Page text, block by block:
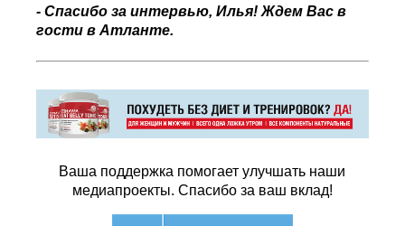
- Спасибо за интервью, Илья! Ждем Вас в
гости в Атланте.
Ваша поддержка помогает улучшать наши
медиапроекты. Спасибо за ваш вклад!